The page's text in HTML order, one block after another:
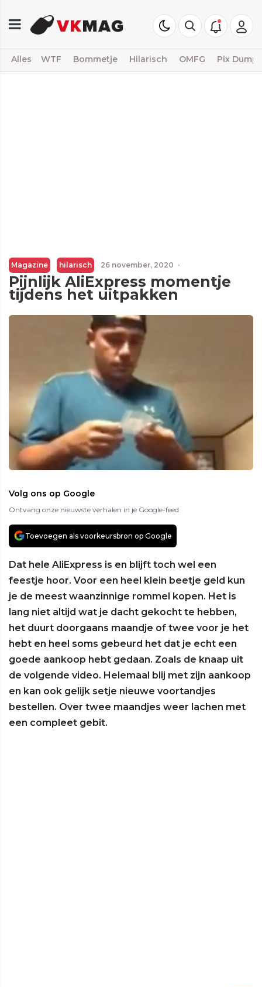
Alles WTF Bommetje Hilarisch OMFG Pix Dump
Magazine hilarisch 26 november, 2020 ·
Pijnlijk AliExpress momentje
tijdens het uitpakken
Volg ons op Google
Ontvang onze nieuwste verhalen in je Google-feed
Toevoegen als voorkeursbron op Google
Dat hele AliExpress is en blijft toch wel een
feestje hoor. Voor een heel klein beetje geld kun
je de meest waanzinnige rommel kopen. Het is
lang niet altijd wat je dacht gekocht te hebben,
het duurt doorgaans maandje of twee voor je het
hebt en heel soms gebeurd het dat je echt een
goede aankoop hebt gedaan. Zoals de knaap uit
de volgende video. Helemaal blij met zijn aankoop
en kan ook gelijk setje nieuwe voortandjes
bestellen. Over twee maandjes weer lachen met
een compleet gebit.